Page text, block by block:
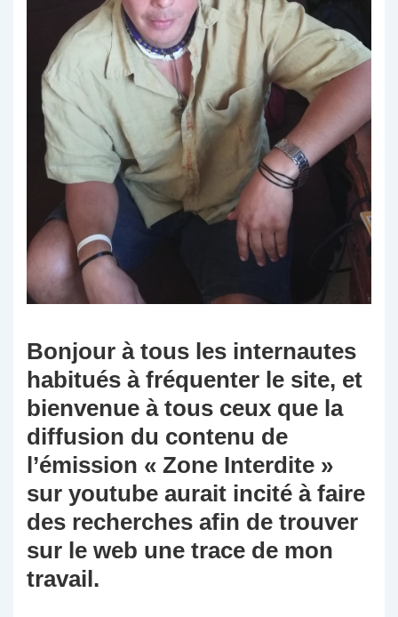
Bonjour à tous les internautes
habitués à fréquenter le site, et
bienvenue à tous ceux que la
diffusion du contenu de
l’émission « Zone Interdite »
sur youtube aurait incité à faire
des recherches afin de trouver
sur le web une trace de mon
travail.